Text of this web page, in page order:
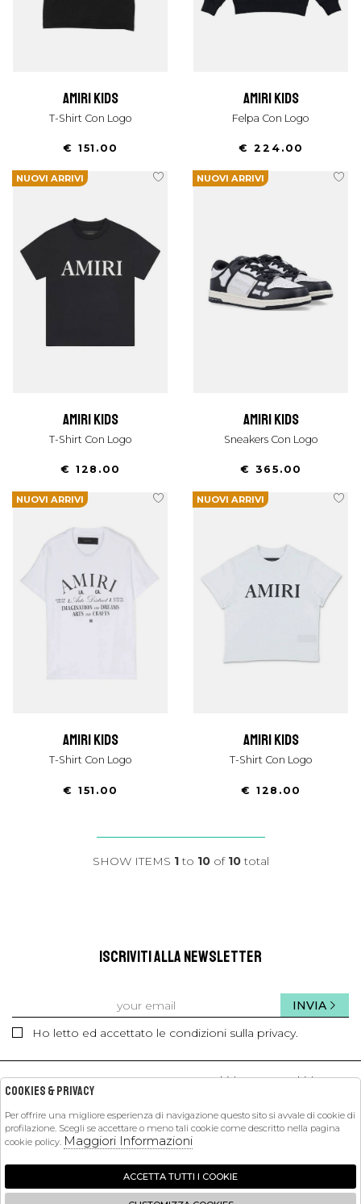
amiri kids
T-Shirt Con Logo
€ 151.00
amiri kids
Felpa Con Logo
€ 224.00
NUOVI ARRIVI
amiri kids
T-Shirt Con Logo
€ 128.00
NUOVI ARRIVI
amiri kids
Sneakers Con Logo
€ 365.00
NUOVI ARRIVI
amiri kids
T-Shirt Con Logo
€ 151.00
NUOVI ARRIVI
amiri kids
T-Shirt Con Logo
€ 128.00
SHOW ITEMS 1to 10of 10total
ISCRIVITI ALLA NEWSLETTER
Ho letto ed accettato le condizioni sulla privacy.
INVIA
kids kids
PETIT PASHA
SHOPPING
EXTRA
Cookies & Privacy
Per offrire una migliore esperienza di navigazione questo sito si avvale di cookie di
profilazione. Scegli se accettare o meno tali cookie come descritto nella pagina
cookie policy. Maggiori Informazioni
ACCETTA TUTTI I COOKIE